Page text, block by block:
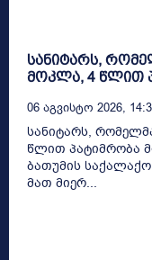
სანიტარს,
მოკლა, 4 წლით
06 Აგვისტო 2026,
სანიტარს,
წლით პატიმრობა
ბათუმის
მათ მიერ...